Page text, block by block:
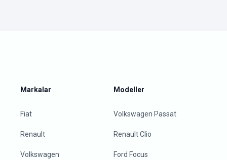
Markalar
Fiat
Renault
Volkswagen
Modeller
Volkswagen Passat
Renault Clio
Ford Focus